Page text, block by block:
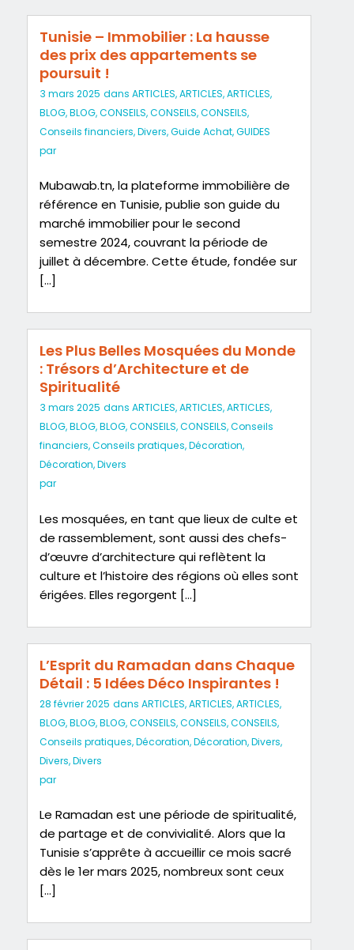
Tunisie – Immobilier : La hausse
des prix des appartements se
poursuit !
3 mars 2025 dans ARTICLES,ARTICLES,ARTICLES,
BLOG,BLOG,CONSEILS,CONSEILS,CONSEILS,
Conseils financiers,Divers,Guide Achat,GUIDES
par
Mubawab.tn, la plateforme immobilière de
référence en Tunisie, publie son guide du
marché immobilier pour le second
semestre 2024, couvrant la période de
juillet à décembre. Cette étude, fondée sur
[…]
Les Plus Belles Mosquées du Monde
: Trésors d’Architecture et de
Spiritualité
3 mars 2025 dans ARTICLES,ARTICLES,ARTICLES,
BLOG,BLOG,BLOG,CONSEILS,CONSEILS,Conseils
financiers,Conseils pratiques,Décoration,
Décoration,Divers
par
Les mosquées, en tant que lieux de culte et
de rassemblement, sont aussi des chefs-
d’œuvre d’architecture qui reflètent la
culture et l’histoire des régions où elles sont
érigées. Elles regorgent […]
L’Esprit du Ramadan dans Chaque
Détail : 5 Idées Déco Inspirantes !
28 février 2025 dans ARTICLES,ARTICLES,ARTICLES,
BLOG,BLOG,BLOG,CONSEILS,CONSEILS,CONSEILS,
Conseils pratiques,Décoration,Décoration,Divers,
Divers,Divers
par
Le Ramadan est une période de spiritualité,
de partage et de convivialité. Alors que la
Tunisie s’apprête à accueillir ce mois sacré
dès le 1er mars 2025, nombreux sont ceux
[…]